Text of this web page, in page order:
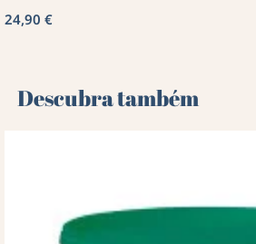
24,90 €
Descubra também 🌻